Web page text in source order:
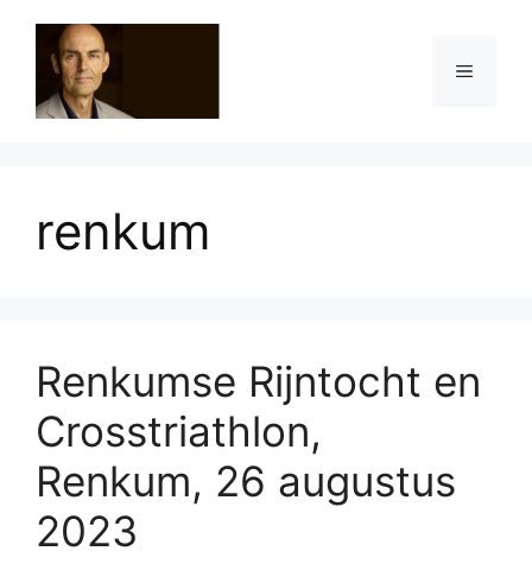
inhoud
Menu
renkum
Renkumse Rijntocht en
Crosstriathlon,
Renkum, 26 augustus
2023